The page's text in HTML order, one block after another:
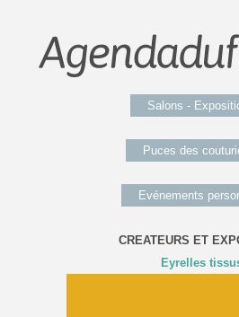
Salons -
Puces des
Evénements
CREATEURS ET
Eyrelles